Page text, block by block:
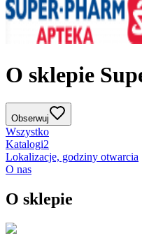
O sklepie
Obserwuj
Wszystko
Katalogi2
Lokalizacje, godziny otwarcia
O nas
O sklepie